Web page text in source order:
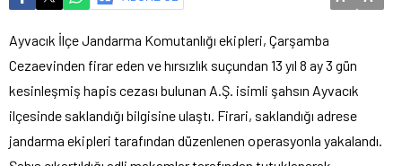
Ayvacık İlçe Jandarma Komutanlığı ekipleri, Çarşamba
Cezaevinden firar eden ve hırsızlık suçundan 13 yıl 8 ay 3 gün
kesinleşmiş hapis cezası bulunan A.Ş. isimli şahsın Ayvacık
ilçesinde saklandığı bilgisine ulaştı. Firari, saklandığı adrese
jandarma ekipleri tarafından düzenlenen operasyonla yakalandı.